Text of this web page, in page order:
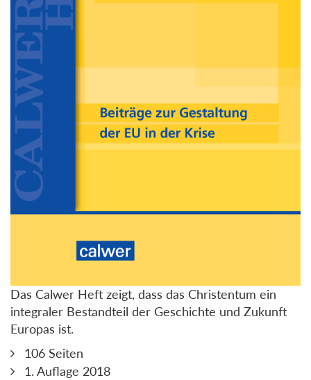
Das Calwer Heft zeigt, dass das Christentum ein
integraler Bestandteil der Geschichte und Zukunft
Europas ist.
106 Seiten
1. Auflage 2018